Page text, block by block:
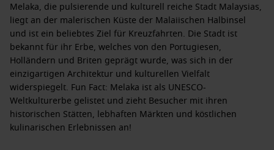
Melaka, die pulsierende und kulturell reiche Stadt Malaysias,
liegt an der malerischen Küste der Malaiischen Halbinsel
und ist ein beliebtes Ziel für Kreuzfahrten. Die Stadt ist
bekannt für ihr Erbe, welches von den Portugiesen,
Holländern und Briten geprägt wurde, was sich in der
einzigartigen Architektur und kulturellen Vielfalt
widerspiegelt. Fun Fact: Melaka ist als UNESCO-
Weltkulturerbe gelistet und zieht Besucher mit ihren
historischen Stätten, lebhaften Märkten und köstlichen
kulinarischen Erlebnissen an!